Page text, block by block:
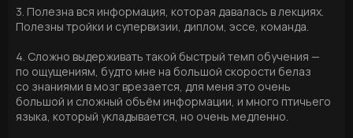
3. Полезна вся информация, которая давалась в лекциях.
Полезны тройки и супервизии, диплом, эссе, команда.
4. Сложно выдерживать такой быстрый темп обучения —
по ощущениям, будто мне на большой скорости белаз
со знаниями в мозг врезается, для меня это очень
большой и сложный объём информации, и много птичьего
языка, который укладывается, но очень медленно.